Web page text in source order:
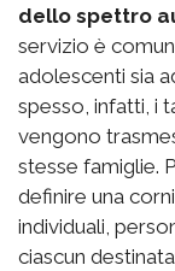
dello spettro
servizio è
adolescenti sia
spesso, infatti, i
vengono
stesse famiglie.
definire una
individuali,
ciascun